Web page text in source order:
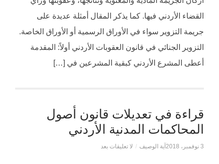
القضاء الأردني فيها. كما يذكر المقال أمثلة عديدة على
جريمة التزوير سواء في الأوراق الرسمية أو الأوراق الخاصة.
التزوير الجنائي في قانون العقوبات الأردني أولاً: المقدمة
أعطى المشرع الأردني كبقية المشرعين في […]
قراءة في تعديلات قانون أصول
المحاكمات المدنية الأردني
3 نوفمبر، 2018 آية الوصيف / لا تعليقات بعد